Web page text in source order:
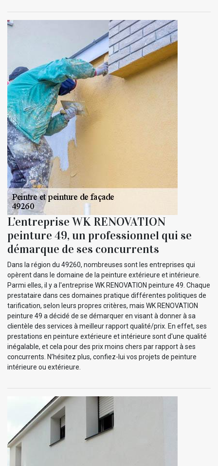
L’entreprise WK RENOVATION
peinture 49, un professionnel qui se
démarque de ses concurrents
Dans la région du 49260, nombreuses sont les entreprises qui
opèrent dans le domaine de la peinture extérieure et intérieure.
Parmi elles, il y a l'entreprise WK RENOVATION peinture 49. Chaque
prestataire dans ces domaines pratique différentes politiques de
tarification, selon leurs propres critères, mais WK RENOVATION
peinture 49 a décidé de se démarquer en visant à donner à sa
clientèle des services à meilleur rapport qualité/prix. En effet, ses
prestations en peinture extérieure et intérieure sont d'une qualité
inégalable, et cela pour des prix moins chers par rapport à ses
concurrents. N’hésitez plus, confiez-lui vos projets de peinture
intérieure ou extérieure.